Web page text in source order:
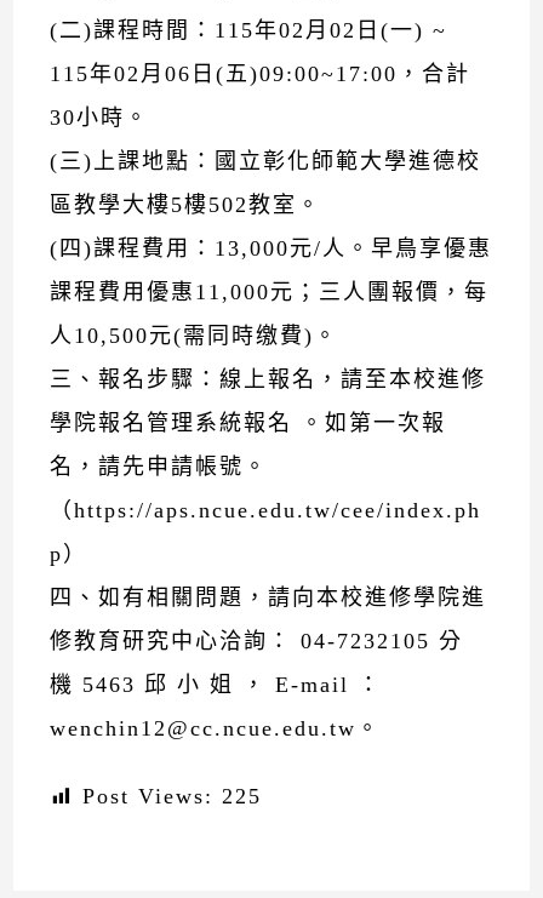
(二)課程時間：115年02月02日(一) ~
115年02月06日(五)09:00~17:00，合計
30小時。
(三)上課地點：國立彰化師範大學進德校
區教學大樓5樓502教室。
(四)課程費用：13,000元/人。早鳥享優惠
課程費用優惠11,000元；三人團報價，每
人10,500元(需同時缴費)。
三、報名步驟：線上報名，請至本校進修
學院報名管理系統報名 。如第一次報
名，請先申請帳號。
（https://aps.ncue.edu.tw/cee/index.ph
p）
四、如有相關問題，請向本校進修學院進
修教育研究中心洽詢： 04-7232105 分
機 5463 邱 小 姐 ， E-mail ：
wenchin12@cc.ncue.edu.tw。
Post Views: 225